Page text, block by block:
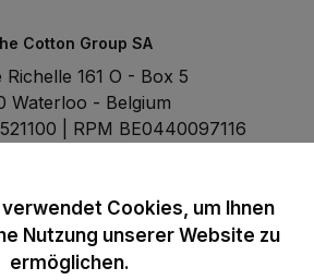
Cotton Group SA
Richelle 161 O - Box 5
Waterloo - Belgium
| RPM BE0440097116
Cookies, um Ihnen
Nutzung unserer Website zu
ermöglichen.